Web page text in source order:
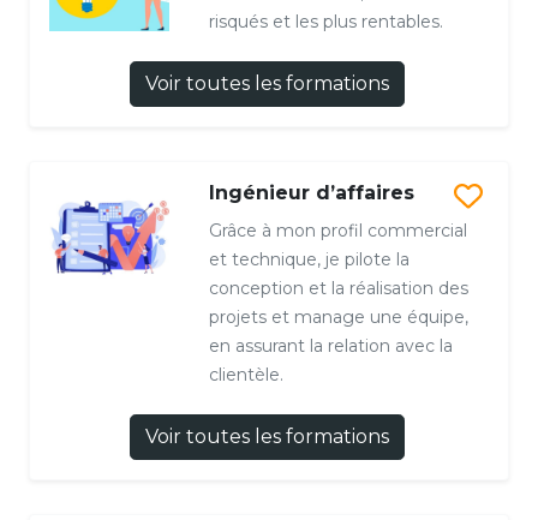
risqués et les plus rentables.
Voir toutes les formations
Ingénieur d’affaires
Grâce à mon profil commercial
et technique, je pilote la
conception et la réalisation des
projets et manage une équipe,
en assurant la relation avec la
clientèle.
Voir toutes les formations